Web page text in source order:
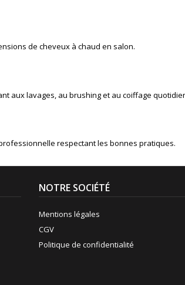
de cheveux à chaud en salon.
aux lavages, au brushing et au coiffage
respectant les bonnes pratiques.
NOTRE SOCIÉTÉ
Mentions légales
CGV
Politique de confidentialité